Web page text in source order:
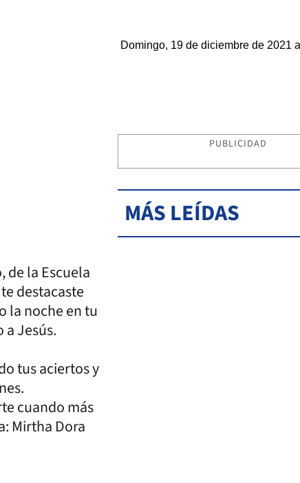
Domingo, 19 de diciembre de 2021
de la Escuela
destacaste
la noche en tu
Jesús.
tus aciertos y
cuando más
Mirtha Dora
PUBLICIDAD
MÁS LEÍDAS